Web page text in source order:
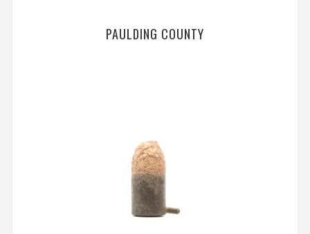
PAULDING COUNTY